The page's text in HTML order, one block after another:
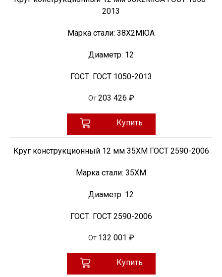
2013
Марка стали: 38Х2МЮА
Диаметр: 12
ГОСТ: ГОСТ 1050-2013
От 203 426 ₽
Купить
Круг конструкционный 12 мм 35ХМ ГОСТ 2590-2006
Марка стали: 35ХМ
Диаметр: 12
ГОСТ: ГОСТ 2590-2006
От 132 001 ₽
Купить